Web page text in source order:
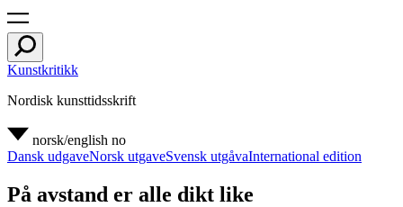
Kunstkritikk
Nordisk kunsttidsskrift
norsk/english no
Dansk udgaveNorsk utgaveSvensk utgåvaInternational edition
På avstand er alle dikt like